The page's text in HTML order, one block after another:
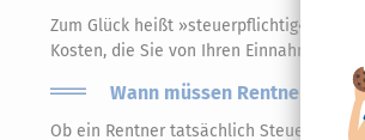
Zum Glück heißt »steuerpflichtig« nicht
Kosten, die Sie von Ihren Einnahmen
Wann müssen Rentner
Ob ein Rentner tatsächlich Steuern